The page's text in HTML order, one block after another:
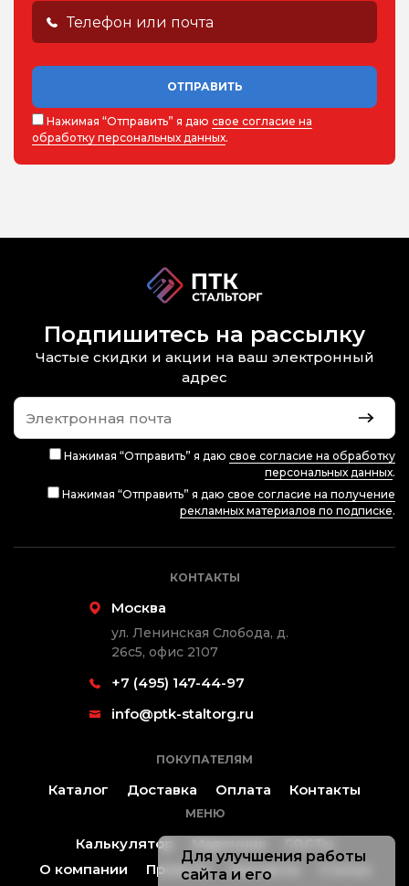
ОТПРАВИТЬ
Нажимая “Отправить” я даю свое согласие на
обработку персональных данных.
Подпишитесь на рассылку
Частые скидки и акции на ваш электронный
адрес
Нажимая “Отправить” я даю свое согласие на обработку
персональных данных.
Нажимая “Отправить” я даю свое согласие на получение
рекламных материалов по подписке.
КОНТАКТЫ
Москва
ул. Ленинская Слобода, д.
26с5, офис 2107
+7 (495) 147-44-97
info@ptk-staltorg.ru
ПОКУПАТЕЛЯМ
Каталог Доставка Оплата Контакты
МЕНЮ
Калькулятор
О компании
Проекты Контакты
Для улучшения работы
сайта и его